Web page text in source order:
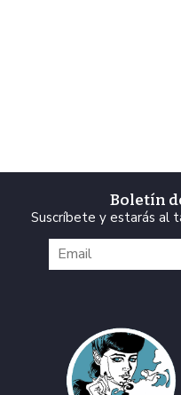
Boletín
Suscríbete y estarás al